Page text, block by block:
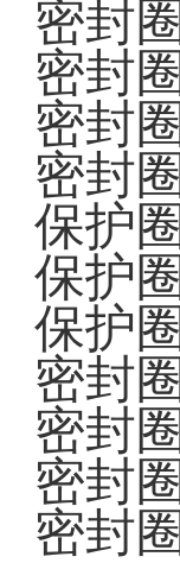
密封圈
密封圈
密封圈
密封圈
保护圈
保护圈
保护圈
密封圈
密封圈
密封圈
密封圈